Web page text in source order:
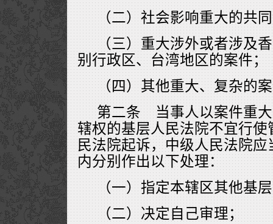
（二）社会影响重大的共
（三）重大涉外或者涉及
别行政区、台湾地区的案件；
（四）其他重大、复杂的
第二条 当事人以案件重
辖权的基层人民法院不宜行
民法院起诉，中级人民法院
内分别作出以下处理：
（一）指定本辖区其他基
（二）决定自己审理；